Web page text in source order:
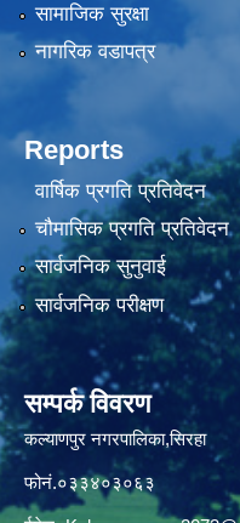
सामाजिक सुरक्षा
नागरिक वडापत्र
Reports
वार्षिक प्रगति प्रतिवेदन
चौमासिक प्रगति प्रतिवेदन
सार्वजनिक सुनुवाई
सार्वजनिक परीक्षण
सम्पर्क विवरण
कल्याणपुर नगरपालिका,सिरहा
फोनं.०३३४०३०६३